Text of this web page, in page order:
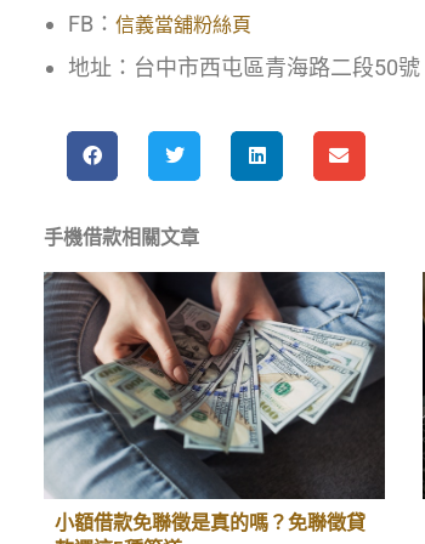
FB： 信義當舖粉絲頁
地址：台中市西屯區青海路二段50號
手機借款相關文章
小額借款免聯徵是真的嗎？免聯徵貸